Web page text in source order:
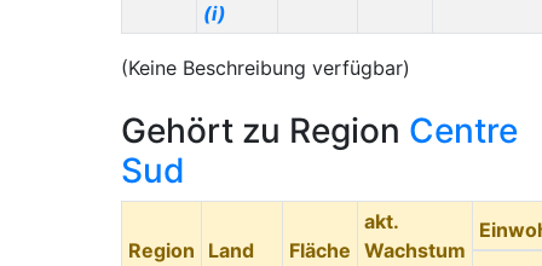
(i)
(Keine Beschreibung verfügbar)
Gehört zu Region Centre
Sud
Region Land Fläche
akt.
Wachstum